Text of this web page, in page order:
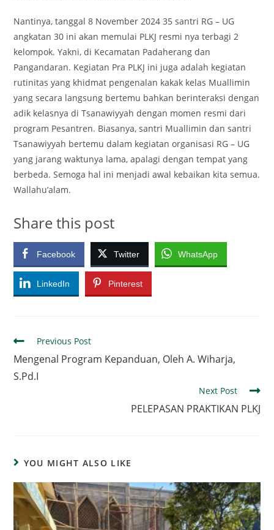
Nantinya, tanggal 8 November 2024 35 santri RG – UG
angkatan 30 ini akan memulai PLKJ resmi nya terbagi 2
kelompok. Yakni, di Kecamatan Padaherang dan
Pangandaran. Kegiatan Pra PLKJ ini juga adalah kegiatan
rutinitas yang khidmat pengenalan kakak kelas Muallimin
yang secara langsung bertemu bahkan berinteraksi dengan
adik kelasnya di Tsanawiyyah dengan momen resmi dari
program Pesantren. Biasanya, santri Muallimin dan santri
Tsanawiyyah bertemu dalam kegiatan organisasi RG – UG
yang jarang waktunya lama, apalagi dengan tempat yang
berbeda. Semoga hal ini menjadi awal kebaikan kita semua.
Wallahu’alam.
Share this post
Facebook Twitter WhatsApp
LinkedIn Pinterest
Read
articles
Previous Post
Mengenal Program Kepanduan, Oleh A. Wiharja,
S.Pd.I
Next Post
PELEPASAN PRAKTIKAN PLKJ
YOU MIGHT ALSO LIKE